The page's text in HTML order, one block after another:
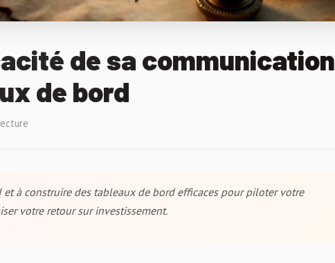
de sa communication
de bord
à construire des tableaux de bord efficaces pour piloter votre
votre retour sur investissement.